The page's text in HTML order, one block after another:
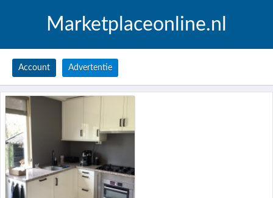
Marketplaceonline.nl
Account Advertentie